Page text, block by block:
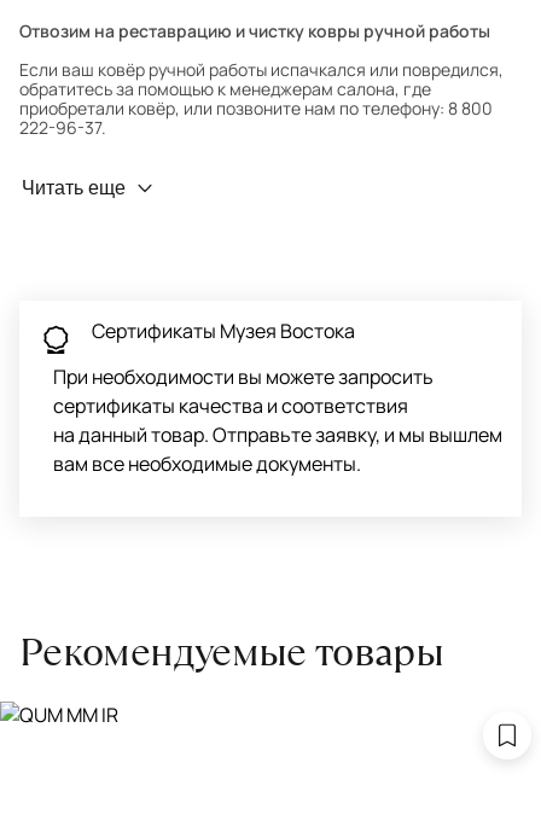
Отвозим на реставрацию и чистку ковры ручной работы
Если ваш ковёр ручной работы испачкался или повредился,
обратитесь за помощью к менеджерам салона, где
приобретали ковёр, или позвоните нам по телефону: 8 800
222-96-37.
Профилактика износа
Обратитесь в салон, где приобретали ковёр, договоритесь о
заборе ковра экспертом либо привозите его в салон.
Читать еще
Сертификаты Музея Востока
При необходимости вы можете запросить
сертификаты качества и соответствия
на данный товар. Отправьте заявку, и мы вышлем
вам все необходимые документы.
Рекомендуемые товары